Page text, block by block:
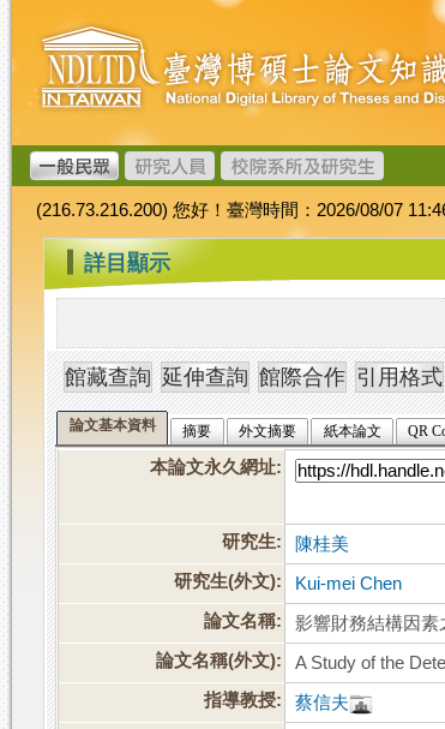
跳
到
主
要
內
容
臺
灣
博
碩
士
論
文
加
值
系
統
(216.73.216.200) 您好！臺灣時間：2026/08/07
::: 詳目顯示
論文基本資料 摘要 外文摘要 紙本論文 QR
本論文永久網址:
研究生:
陳桂美
研究生(外文):
Kui-mei Chen
論文名稱:
影響財務結構因
論文名稱(外文):
A Study of the
指導教授:
蔡信夫